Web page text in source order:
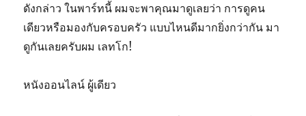
ดังกล่าว ในพาร์ทนี้ ผมจะพาคุณมาดูเลยว่า การดูคน
เดียวหรือมองกับครอบครัว แบบไหนดีมากยิ่งกว่ากัน มา
ดูกันเลยครับผม เลทโก!
หนังออนไลน์ ผู้เดียว